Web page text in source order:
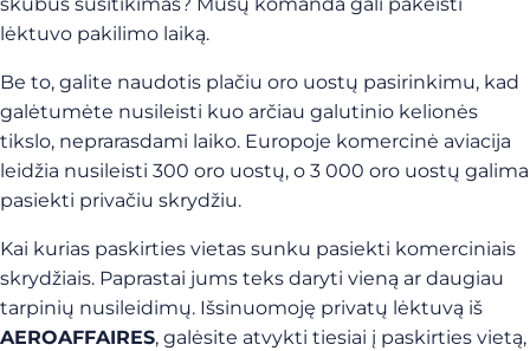
lėktuvo pakilimo laiką.
Be to, galite naudotis plačiu oro uostų pasirinkimu, kad
galėtumėte nusileisti kuo arčiau galutinio kelionės
tikslo, neprarasdami laiko. Europoje komercinė aviacija
leidžia nusileisti 300 oro uostų, o 3 000 oro uostų galima
pasiekti privačiu skrydžiu.
Kai kurias paskirties vietas sunku pasiekti komerciniais
skrydžiais. Paprastai jums teks daryti vieną ar daugiau
tarpinių nusileidimų. Išsinuomoję privatų lėktuvą iš
AEROAFFAIRES, galėsite atvykti tiesiai į paskirties vietą,